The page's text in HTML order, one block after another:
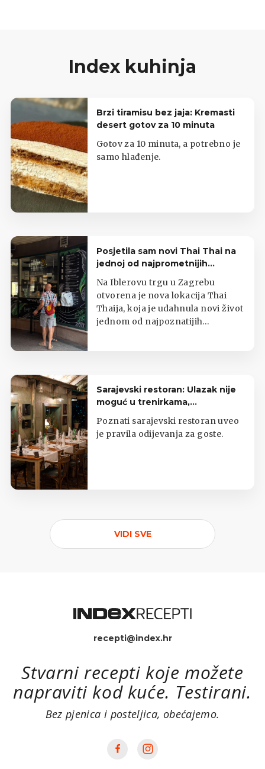
Index kuhinja
Brzi tiramisu bez jaja: Kremasti
desert gotov za 10 minuta
Gotov za 10 minuta, a potrebno je
samo hlađenje.
Posjetila sam novi Thai Thai na
jednoj od najprometnijih
zagrebačkih lokacija
Na Iblerovu trgu u Zagrebu
otvorena je nova lokacija Thai
Thaija, koja je udahnula novi život
jednom od najpoznatijih
Sarajevski restoran: Ulazak nije
moguć u trenirkama,
potkošuljama i japankama
Poznati sarajevski restoran uveo
je pravila odijevanja za goste.
VIDI SVE
recepti@index.hr
Stvarni recepti koje možete
napraviti kod kuće. Testirani.
Bez pjenica i posteljica, obećajemo.